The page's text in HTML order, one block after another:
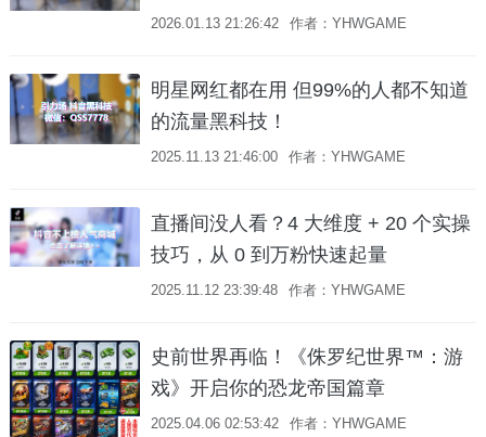
2026.01.13 21:26:42 作者：YHWGAME
明星网红都在用 但99%的人都不知道
的流量黑科技！
2025.11.13 21:46:00 作者：YHWGAME
直播间没人看？4 大维度 + 20 个实操
技巧，从 0 到万粉快速起量
2025.11.12 23:39:48 作者：YHWGAME
史前世界再临！《侏罗纪世界™：游
戏》开启你的恐龙帝国篇章
2025.04.06 02:53:42 作者：YHWGAME